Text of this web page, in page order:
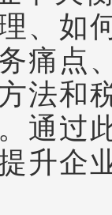
、如
痛点
法和
通过
升企